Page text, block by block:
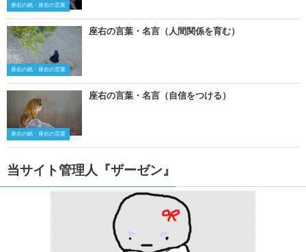
座右の銘・座右の言葉
座右の銘・座右の言葉
座右の言葉・名言（人間関係を育む）
座右の銘・座右の言葉
座右の言葉・名言（自信をつける）
当サイト管理人『ザーゼン』